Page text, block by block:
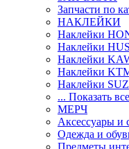
Запчасти по
НАКЛЕЙКИ
Наклейки
Наклейки
Наклейки
Наклейки
Наклейки
... Показать все
МЕРЧ
Аксессуары и
Одежда и
Предметы